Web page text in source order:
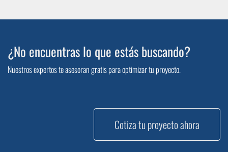
¿No encuentras lo que estás buscando?
Nuestros expertos te asesoran gratis para optimizar tu proyecto.
Cotiza tu proyecto ahora